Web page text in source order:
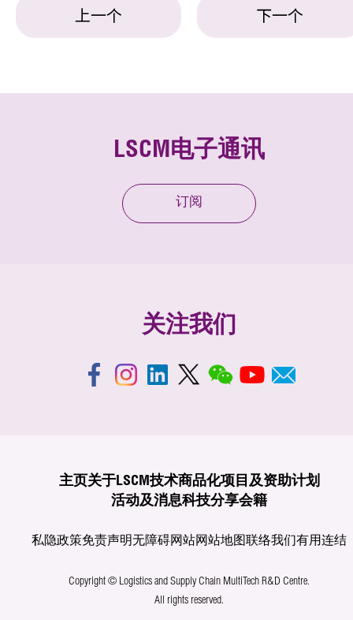
上一个 下一个
LSCM电子通讯
订阅
关注我们
主页关于LSCM技术商品化项目及资助计划
活动及消息科技分享会籍
私隐政策免责声明无障碍网站网站地图联络我们有用连结
Copyright © Logistics and Supply Chain MultiTech R&D Centre.
All rights reserved.